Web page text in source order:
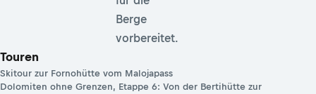
Berge
vorbereitet.
Touren
Skitour zur Fornohütte vom Malojapass
Dolomiten ohne Grenzen, Etappe 6: Von der Bertihütte zur